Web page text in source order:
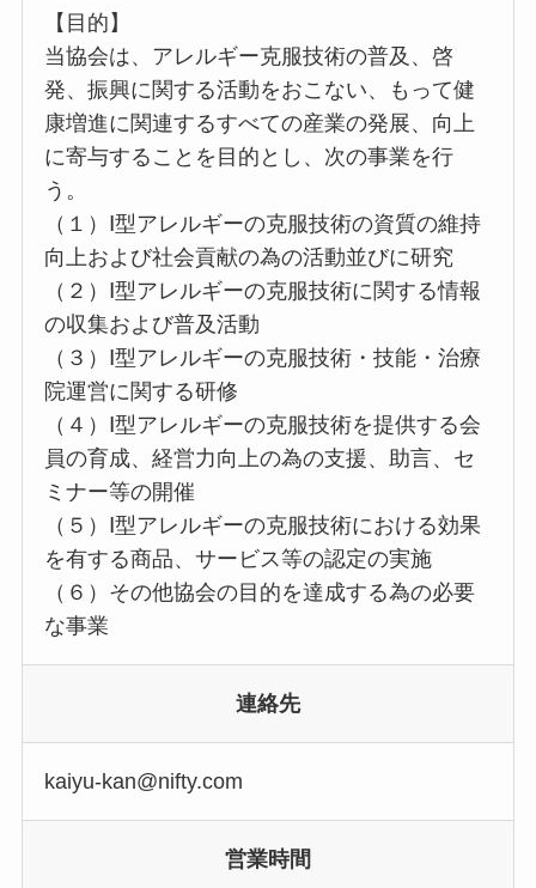
【目的】
当協会は、アレルギー克服技術の普及、啓
発、振興に関する活動をおこない、もって健
康増進に関連するすべての産業の発展、向上
に寄与することを目的とし、次の事業を行
う。
（１）Ⅰ型アレルギーの克服技術の資質の維持
向上および社会貢献の為の活動並びに研究
（２）Ⅰ型アレルギーの克服技術に関する情報
の収集および普及活動
（３）Ⅰ型アレルギーの克服技術・技能・治療
院運営に関する研修
（４）Ⅰ型アレルギーの克服技術を提供する会
員の育成、経営力向上の為の支援、助言、セ
ミナー等の開催
（５）Ⅰ型アレルギーの克服技術における効果
を有する商品、サービス等の認定の実施
（６）その他協会の目的を達成する為の必要
な事業
連絡先
kaiyu-kan@nifty.com
営業時間